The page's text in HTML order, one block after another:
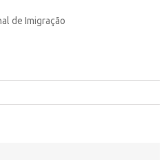
de Imigração